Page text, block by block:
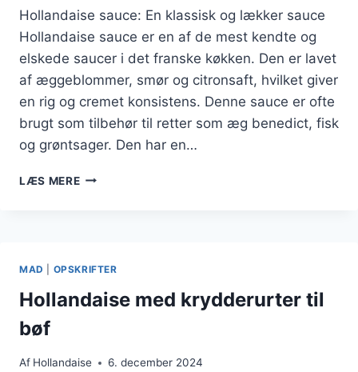
Hollandaise sauce: En klassisk og lækker sauce
Hollandaise sauce er en af de mest kendte og
elskede saucer i det franske køkken. Den er lavet
af æggeblommer, smør og citronsaft, hvilket giver
en rig og cremet konsistens. Denne sauce er ofte
brugt som tilbehør til retter som æg benedict, fisk
og grøntsager. Den har en…
LÆS MEREHOLLANDAISE
MAD OPSKRIFTER
Hollandaise med krydderurter til
bøf
Af Hollandaise 6. december 2024